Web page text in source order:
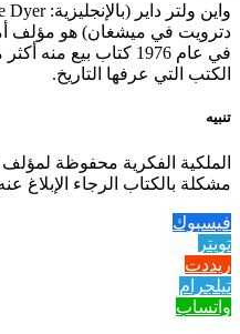
دترويت في ميشغان) هو مؤلف
الكتب التي عرفها التاريخ.
تنبيه
الملكية الفكرية محفوظة
مشكلة بالكتاب الرجاء الإبلاغ
فيسبوك
تويتر
ريددت
تيلجرام
واتساب